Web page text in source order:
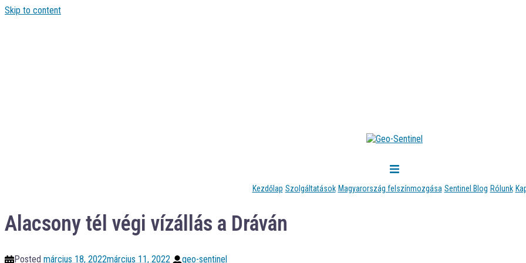
Skip to content
Kezdőlap Szolgáltatások Magyarország felszínmozgása Sentinel Blog Rólunk
Alacsony tél végi vízállás a Dráván
Posted március 18, 2022március 11, 2022
geo-sentinel